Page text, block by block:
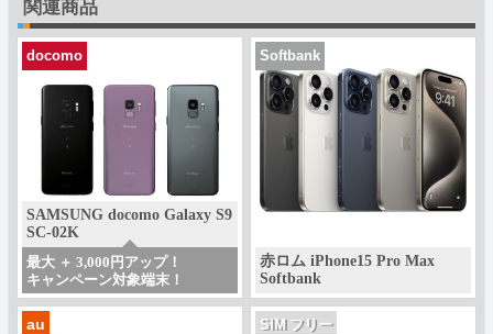
関連商品
docomo
SAMSUNG docomo Galaxy S9
SC-02K
最大 ＋ 3,000円アップ！
キャンペーン対象端末！
Softbank
赤ロム iPhone15 Pro Max
Softbank
au SIM フリー